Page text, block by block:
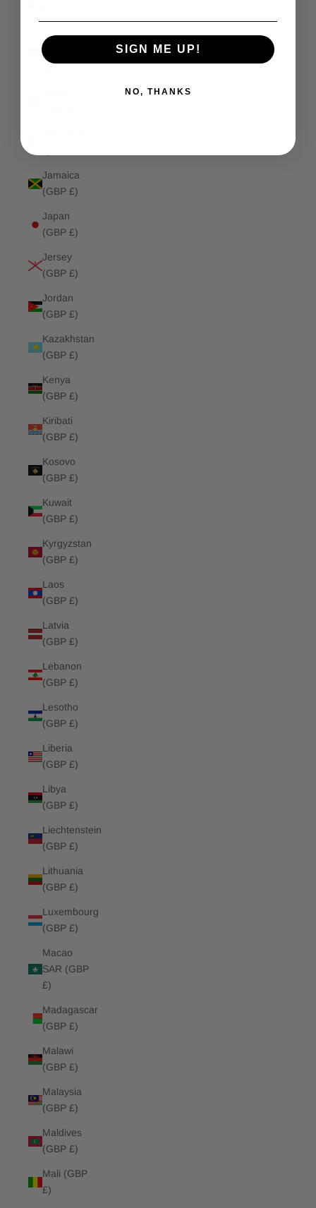
Isle of
Man (GBP
Jamaica
(GBP £)
Japan
(GBP £)
Jersey
(GBP £)
Jordan
(GBP £)
Kazakhstan
(GBP £)
Kenya
(GBP £)
Kiribati
(GBP £)
Kosovo
(GBP £)
Kuwait
(GBP £)
Kyrgyzstan
(GBP £)
Laos
(GBP £)
Latvia
(GBP £)
Lebanon
(GBP £)
Lesotho
(GBP £)
Liberia
(GBP £)
Libya
(GBP £)
Liechtenstein
(GBP £)
Lithuania
(GBP £)
Luxembourg
(GBP £)
Macao
SAR (GBP
£)
Madagascar
(GBP £)
Malawi
(GBP £)
Malaysia
(GBP £)
Maldives
(GBP £)
Mali (GBP
£)
SIGN ME UP!
NO, THANKS